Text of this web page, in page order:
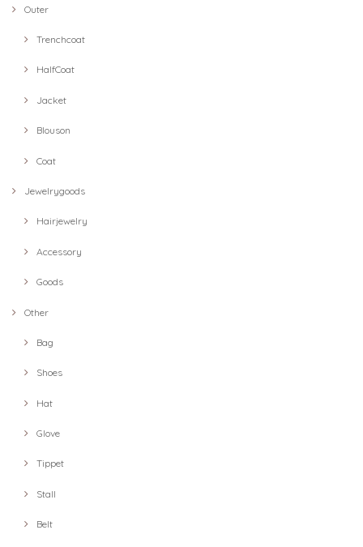
Outer
Trenchcoat
HalfCoat
Jacket
Blouson
Coat
Jewelrygoods
Hairjewelry
Accessory
Goods
Other
Bag
Shoes
Hat
Glove
Tippet
Stall
Belt